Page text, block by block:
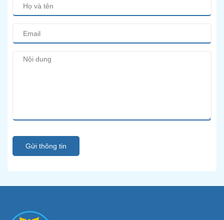
Gửi thông tin